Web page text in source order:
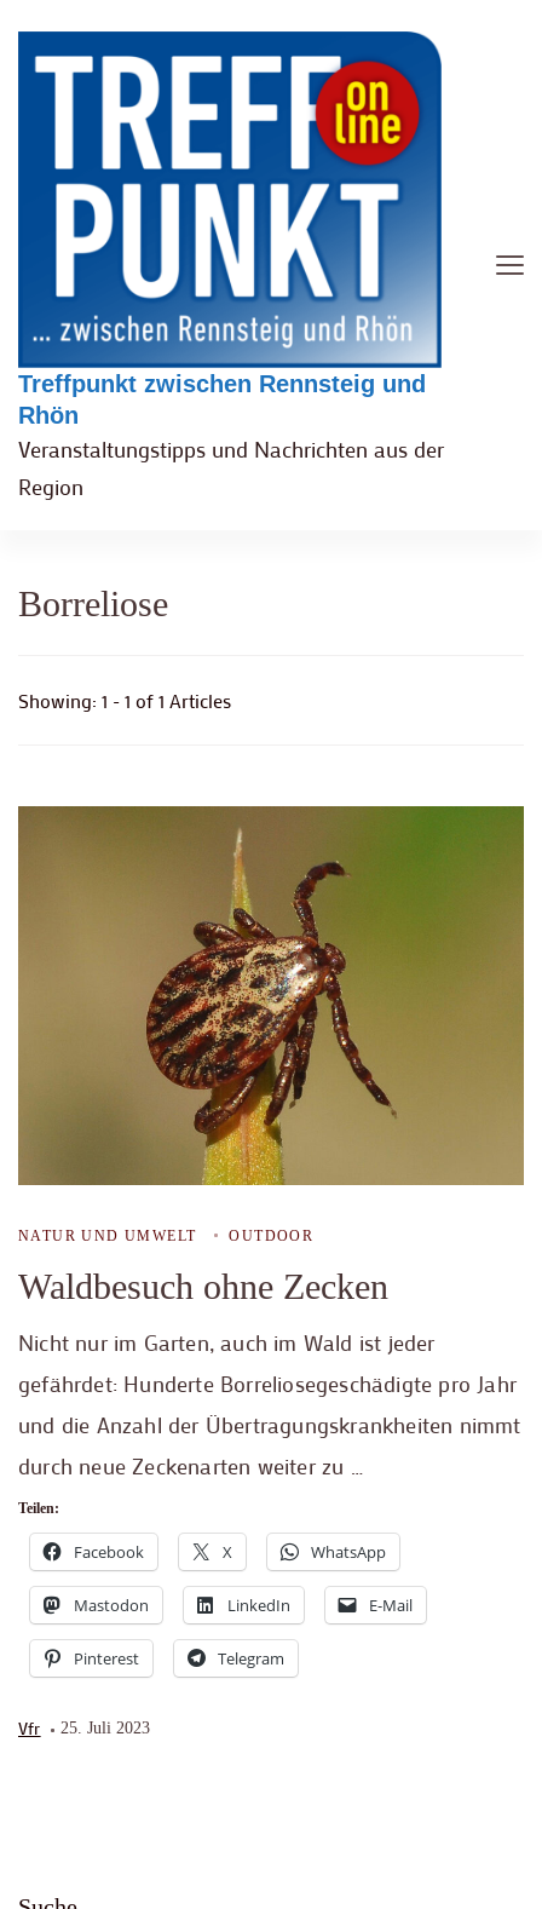
Treffpunkt zwischen Rennsteig und
Rhön
Veranstaltungstipps und Nachrichten aus der
Region
Borreliose
Showing: 1 - 1 of 1 Articles
NATUR UND UMWELT OUTDOOR
Waldbesuch ohne Zecken
Nicht nur im Garten, auch im Wald ist jeder
gefährdet: Hunderte Borreliosegeschädigte pro Jahr
und die Anzahl der Übertragungskrankheiten nimmt
durch neue Zeckenarten weiter zu …
Teilen:
Facebook X WhatsApp
Mastodon LinkedIn E-Mail
Pinterest Telegram
Vfr 25. Juli 2023